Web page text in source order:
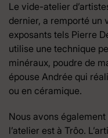
Le vide-atelier
dernier, a remporté un
exposants tels Pierre
utilise une technique
minéraux, poudre de
épouse Andrée qui
ou en céramique.
Nous avons
l’atelier est à Trôo.